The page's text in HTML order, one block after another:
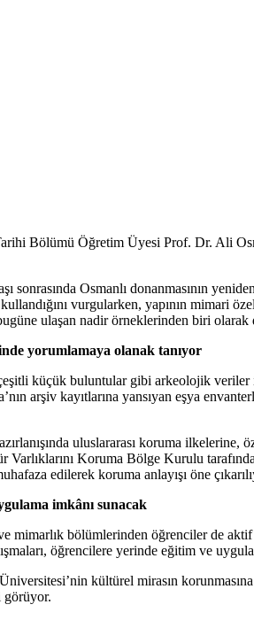
Bölümü Öğretim Üyesi Prof. Dr. Ali
sonrasında Osmanlı donanmasının
vurgularken, yapının
ulaşan nadir örneklerinden biri
yorumlamaya olanak tanıyor
küçük buluntular gibi arkeolojik
arşiv kayıtlarına yansıyan eşya
uluslararası koruma ilkelerine,
Koruma Bölge Kurulu
edilerek koruma anlayışı öne
imkânı sunacak
bölümlerinden öğrenciler de aktif
öğrencilere yerinde eğitim ve
kültürel mirasın
görüyor.